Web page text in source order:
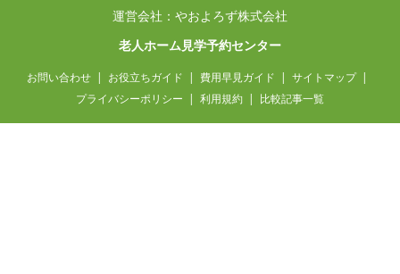
運営会社：やおよろず株式会社
老人ホーム見学予約センター
お問い合わせ お役立ちガイド 費用早見ガイド
サイトマップ
プライバシーポリシー
利用規約 比較記事一覧